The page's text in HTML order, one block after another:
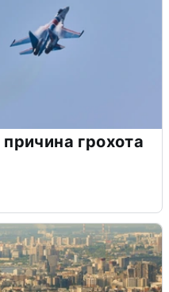
грохота